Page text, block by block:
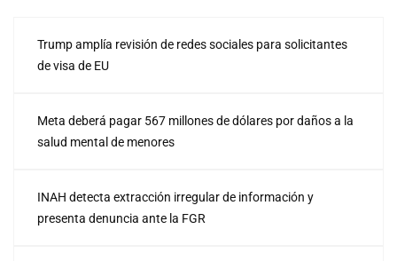
Trump amplía revisión de redes sociales para solicitantes
de visa de EU
Meta deberá pagar 567 millones de dólares por daños a la
salud mental de menores
INAH detecta extracción irregular de información y
presenta denuncia ante la FGR